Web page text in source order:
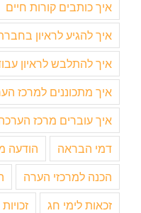
איך כותבים קורות חיים
איך להגיע לראיון
איך להתלבש לראיון
איך מתכוננים למרכז
איך עוברים מרכז
דמי הבראה הודעה
הכנה למרכזי הערה
זכאות לימי חג